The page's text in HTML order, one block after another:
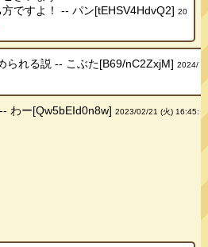
ですよ！ -- パン[tEHSV4HdvQ2] 20
られる説 -- こぶた[B69/nC2ZxjM]2024/
わー[Qw5bEId0n8w]2023/02/21 (火) 16:45: